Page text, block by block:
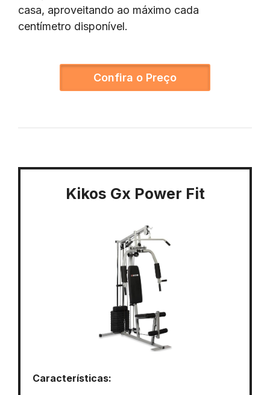
casa, aproveitando ao máximo cada
centímetro disponível.
Confira o Preço
Kikos Gx Power Fit
Características: